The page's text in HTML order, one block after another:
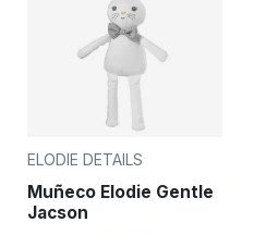
ELODIE DETAILS
Muñeco Elodie Gentle
Jacson